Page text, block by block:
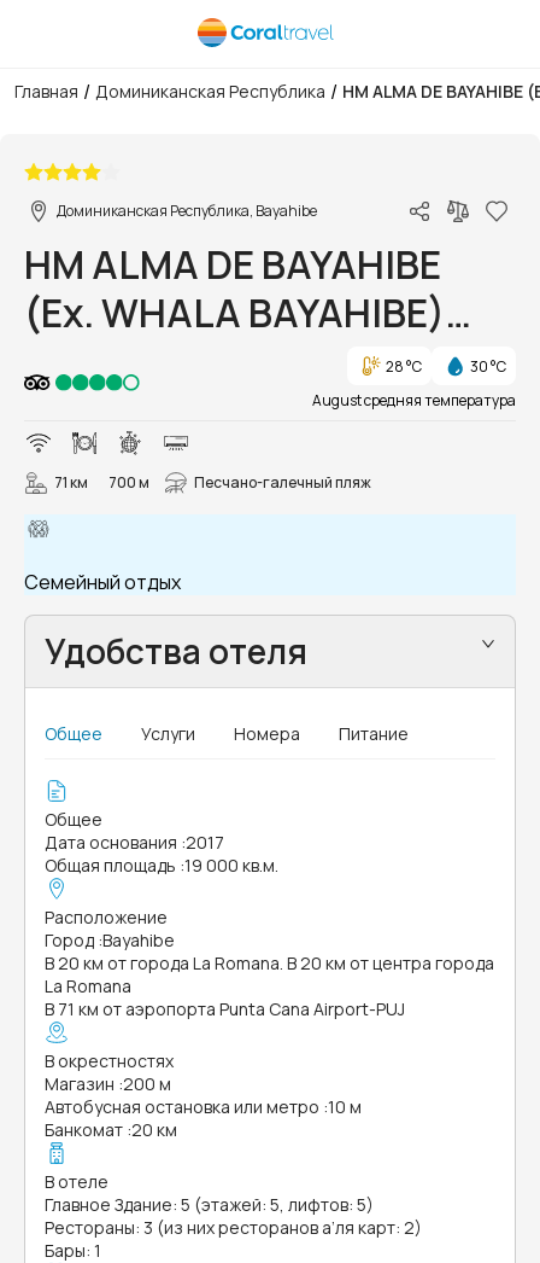
Главная / Доминиканская Республика / HM ALMA DE BAYAHIBE
Доминиканская Республика, Bayahibe
HM ALMA DE BAYAHIBE
(Ex. WHALA BAYAHIBE)
ADULTS ONLY
28 °C
30 °C
August средняя температура
71 км 700 м Песчано-галечный пляж
Семейный отдых
Удобства отеля
Общее Услуги Номера Питание
Общее
Дата основания :2017
Общая площадь :19 000 кв.м.
Расположение
Город :Bayahibe
В 20 км от города La Romana. В 20 км от центра города
La Romana
В 71 км от аэропорта Punta Cana Airport-PUJ
В окрестностях
Магазин :200 м
Автобусная остановка или метро :10 м
Банкомат :20 км
В отеле
Главное Здание: 5 (этажей: 5, лифтов: 5)
Рестораны: 3 (из них ресторанов а’ля карт: 2)
Бары: 1